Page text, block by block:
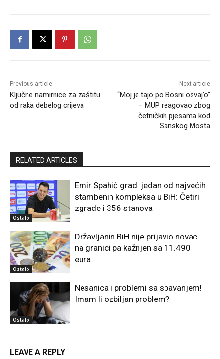
Previous article
Ključne namirnice za zaštitu
od raka debelog crijeva
Next article
“Moj je tajo po Bosni osvaj’o”
– MUP reagovao zbog
četničkih pjesama kod
Sanskog Mosta
RELATED ARTICLES
Ostalo
Emir Spahić gradi jedan od najvećih
stambenih kompleksa u BiH: Četiri
zgrade i 356 stanova
Ostalo
Državljanin BiH nije prijavio novac
na granici pa kažnjen sa 11.490
eura
Ostalo
Nesanica i problemi sa spavanjem!
Imam li ozbiljan problem?
LEAVE A REPLY